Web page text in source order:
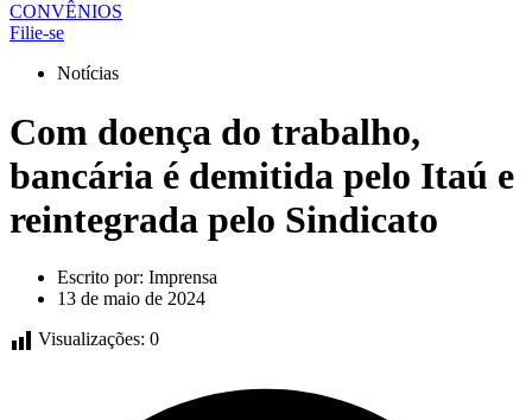
CONVÊNIOS
Filie-se
Notícias
Com doença do trabalho,
bancária é demitida pelo Itaú e
reintegrada pelo Sindicato
Escrito por: Imprensa
13 de maio de 2024
Visualizações: 0